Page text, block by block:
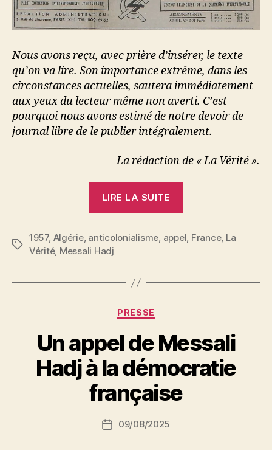
Nous avons reçu, avec prière d’insérer, le texte
qu’on va lire. Son importance extrême, dans les
circonstances actuelles, sautera immédiatement
aux yeux du lecteur même non averti. C’est
pourquoi nous avons estimé de notre devoir de
journal libre de le publier intégralement.
La rédaction de « La Vérité ».
LIRE LA SUITE
Hadj
Étiquettes
1957, Algérie, anticolonialisme, appel, France, La
Vérité, Messali Hadj
Catégories
PRESSE
Un appel de Messali
Hadj à la démocratie
française
Auteur
de
a
S
N
Date09/08/2025